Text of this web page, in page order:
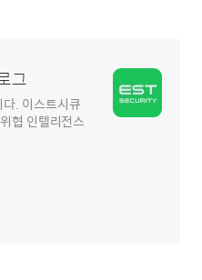
그
. 이스트시큐
협 인텔리전스